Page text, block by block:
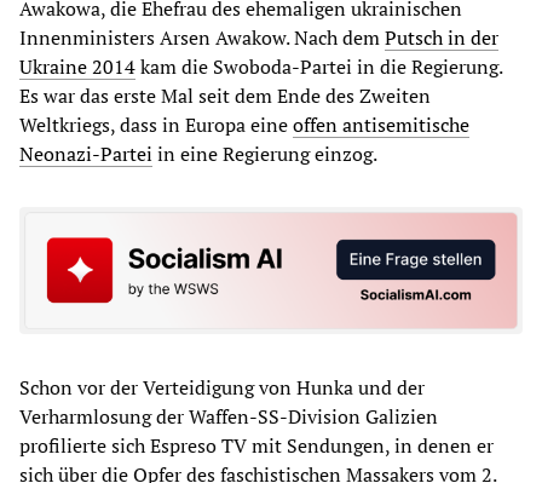
Awakowa, die Ehefrau des ehemaligen ukrainischen
Innenministers Arsen Awakow. Nach demPutsch in der
Ukraine 2014kam die Swoboda-Partei in die Regierung.
Es war das erste Mal seit dem Ende des Zweiten
Weltkriegs, dass in Europa eineoffen antisemitische
Neonazi-Partei in eine Regierung einzog.
Schon vor der Verteidigung von Hunka und der
Verharmlosung der Waffen-SS-Division Galizien
profilierte sich Espreso TV mit Sendungen, in denen er
sich über die Opfer des faschistischen Massakers vom 2.